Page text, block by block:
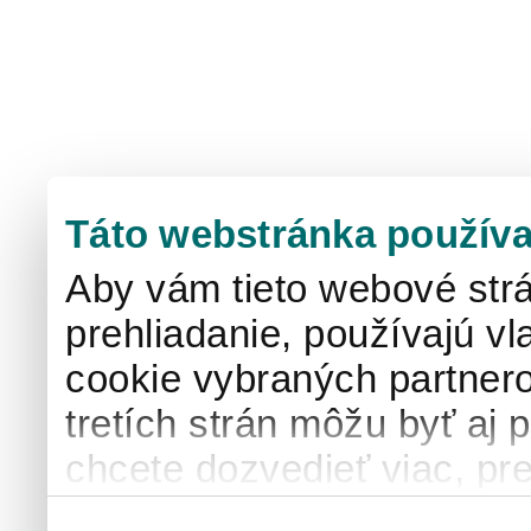
Táto webstránka
Aby vám tieto webové
prehliadanie, používajú
cookie vybraných
tretích strán môžu byť aj
chcete dozvedieť viac,